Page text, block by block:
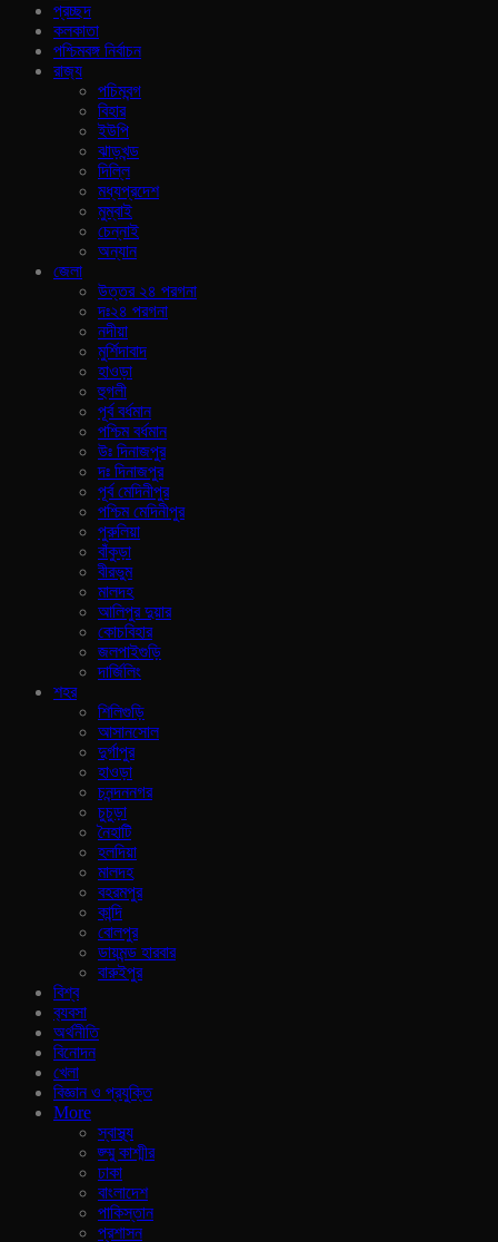
প্রচ্ছদ
কলকাতা
পশ্চিমবঙ্গ নির্বাচন
রাজ‍্য
পচিমবন্গ
বিহার
ইউপি
ঝাড়খন্ড
দিল্লি
মধ্যপ্রদেশ
মুম্বাই
চেন্নাই
অন্যান
জেলা
উত্তর ২৪ পরগনা
দঃ২৪ পরগনা
নদীয়া
মুর্শিদাবাদ
হাওড়া
হুগলী
পূর্ব বর্ধমান
পশ্চিম বর্ধমান
উঃ দিনাজপুর
দঃ দিনাজপুর
পূর্ব মেদিনীপুর
পশ্চিম মেদিনীপুর
পুরুলিয়া
বাঁকুড়া
বীরভুম
মালদহ
আলিপুর দুয়ার
কোচবিহার
জলপাইগুড়ি
দার্জিলিং
শহর
শিলিগুড়ি
আসানসোল
দুর্গাপুর
হাওড়া
চনন্দননগর
চুচুড়া
নৈহাটি
হলদিয়া
মালদহ
বহরমপুর
কান্দি
বোলপুর
ডায়মন্ড হারবার
বারুইপুর
বিশ্ব
ব‍্যবসা
অর্থনীতি
বিনোদন
খেলা
বিজ্ঞান ও প্রযুক্তি
More
স্বাস্থ্য
জ্ম্মু কাশ্মীর
ঢাকা
বাংলাদেশ
পাকিস্তান
প্রশাসন